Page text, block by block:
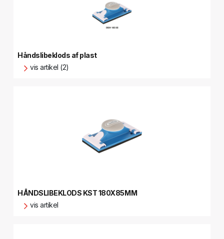
Håndslibeklods af plast
vis artikel (2)
HÅNDSLIBEKLODS KST 180X85MM
vis artikel